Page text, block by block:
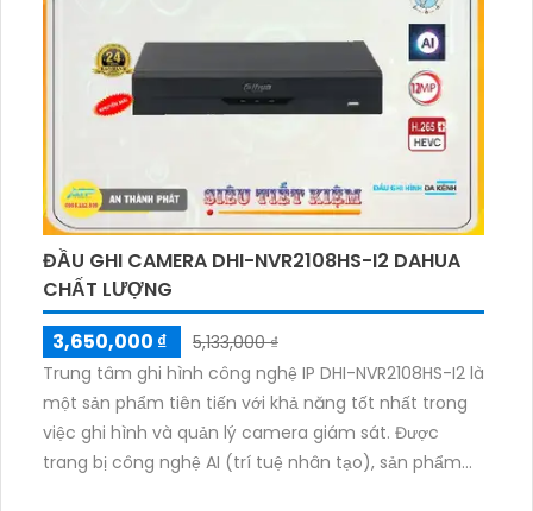
trong điều kiện thiếu sáng. Chip hình ảnh chuyên
dụng giám sát phù hợp, đảm bảo chất lượng hình
ảnh tốt mọi lúc, kể cả ban đêm.
ĐẦU GHI CAMERA DHI-NVR2108HS-I2 DAHUA
CHẤT LƯỢNG
3,650,000 ₫
5,133,000 ₫
Trung tâm ghi hình công nghệ IP DHI-NVR2108HS-I2 là
một sản phẩm tiên tiến với khả năng tốt nhất trong
việc ghi hình và quản lý camera giám sát. Được
trang bị công nghệ AI (trí tuệ nhân tạo), sản phẩm